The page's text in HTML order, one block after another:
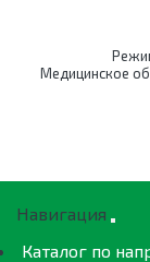
Медицинское
Навигация
Каталог по